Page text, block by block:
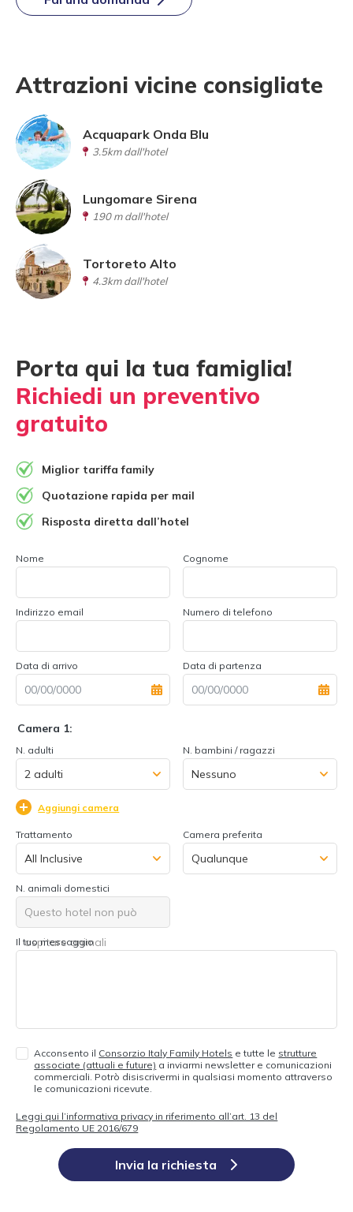
Attrazioni vicine consigliate
Acquapark Onda Blu
3.5km dall'hotel
Lungomare Sirena
190 m dall'hotel
Tortoreto Alto
4.3km dall'hotel
Porta qui la tua famiglia!
Richiedi un preventivo
gratuito
Miglior tariffa family
Quotazione rapida per mail
Risposta diretta dall’hotel
Nome Cognome
Indirizzo email Numero di telefono
Data di arrivo Data di partenza
Camera 1:
N. adulti N. bambini / ragazzi
Aggiungi camera
Trattamento Camera preferita
N. animali domestici
Questo hotel non può
ospitare animali
Il tuo messaggio
Acconsento il Consorzio Italy Family Hotels e tutte le strutture
associate (attuali e future) a inviarmi newsletter e comunicazioni
commerciali. Potrò disiscrivermi in qualsiasi momento attraverso
le comunicazioni ricevute.
Leggi qui l’informativa privacy in riferimento all’art. 13 del
Regolamento UE 2016/679
Invia la richiesta